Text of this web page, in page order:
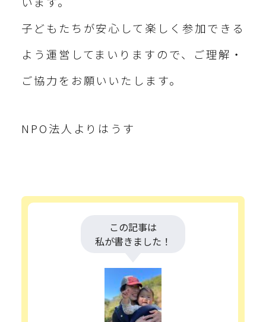
子どもたちが安心して楽しく参加できる
よう運営してまいりますので、ご理解・
ご協力をお願いいたします。
NPO法人よりはうす
この記事は
私が書きました！